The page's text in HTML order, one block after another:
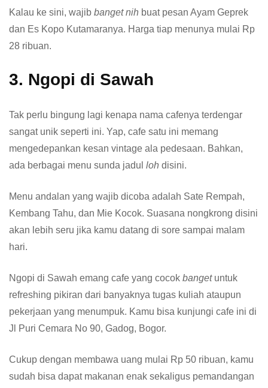
Kalau ke sini, wajib banget nih buat pesan Ayam Geprek
dan Es Kopo Kutamaranya. Harga tiap menunya mulai Rp
28 ribuan.
3. Ngopi di Sawah
Tak perlu bingung lagi kenapa nama cafenya terdengar
sangat unik seperti ini. Yap, cafe satu ini memang
mengedepankan kesan vintage ala pedesaan. Bahkan,
ada berbagai menu sunda jadul loh disini.
Menu andalan yang wajib dicoba adalah Sate Rempah,
Kembang Tahu, dan Mie Kocok. Suasana nongkrong disini
akan lebih seru jika kamu datang di sore sampai malam
hari.
Ngopi di Sawah emang cafe yang cocok banget untuk
refreshing pikiran dari banyaknya tugas kuliah ataupun
pekerjaan yang menumpuk. Kamu bisa kunjungi cafe ini di
Jl Puri Cemara No 90, Gadog, Bogor.
Cukup dengan membawa uang mulai Rp 50 ribuan, kamu
sudah bisa dapat makanan enak sekaligus pemandangan